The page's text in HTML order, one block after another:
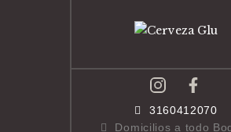
3160412070
Domicilios a todo